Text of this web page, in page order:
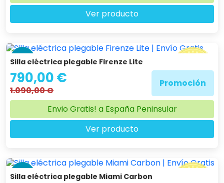
Ver producto
-28 %
Silla eléctrica plegable Firenze Lite
790,00 €
1.090,00 €
Promoción
Envio Gratis! a España Peninsular
Ver producto
-36 %
Silla eléctrica plegable Miami Carbon